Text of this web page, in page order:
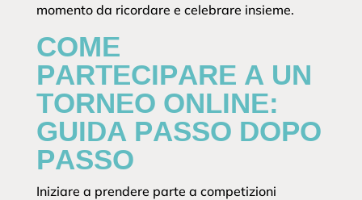
momento da ricordare e celebrare insieme.
COME
PARTECIPARE A UN
TORNEO ONLINE:
GUIDA PASSO DOPO
PASSO
Iniziare a prendere parte a competizioni